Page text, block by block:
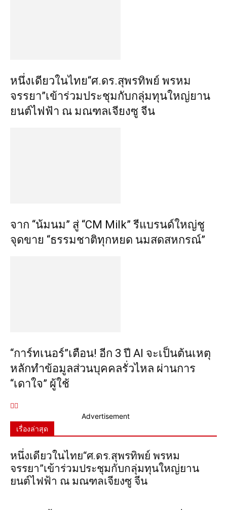
หนึ่งเดียวในไทย“ศ.ดร.สุพรทิพย์ พรหม
จรรยา”เข้าร่วมประชุมกับกลุ่มทุนใหญ่ยาน
ยนต์ไฟฟ้า ณ มณฑลเจียงซู จีน
จาก “น้มนม” สู่ “CM Milk” รีแบรนด์ใหญ่ชู
จุดขาย “ธรรมชาติทุกหยด นมสดสหกรณ์”
“การ์ทเนอร์”เตือน! อีก 3 ปี AI จะเป็นต้นเหตุ
หลักทำข้อมูลส่วนบุคคลรั่วไหล ผ่านการ
“เดาใจ” ผู้ใช้
Advertisement
เรื่องล่าสุด
หนึ่งเดียวในไทย“ศ.ดร.สุพรทิพย์ พรหม
จรรยา”เข้าร่วมประชุมกับกลุ่มทุนใหญ่ยาน
ยนต์ไฟฟ้า ณ มณฑลเจียงซู จีน